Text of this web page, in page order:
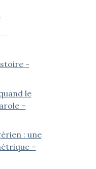
-
le
–
: une
–